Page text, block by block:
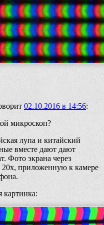
02.10.2016 в 14:56:
микроскоп?
лупа и китайский
вместе дают дают
Фото экрана через
приложенную к камере
картинка: